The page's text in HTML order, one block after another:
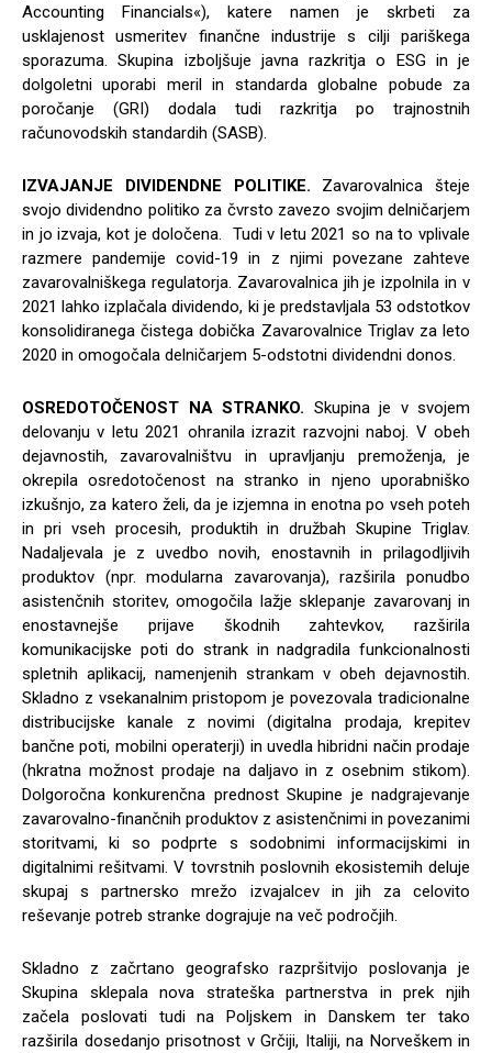
Accounting Financials«), katere namen je skrbeti za
usklajenost usmeritev finančne industrije s cilji pariškega
sporazuma. Skupina izboljšuje javna razkritja o ESG in je
dolgoletni uporabi meril in standarda globalne pobude za
poročanje (GRI) dodala tudi razkritja po trajnostnih
računovodskih standardih (SASB).
IZVAJANJE DIVIDENDNE POLITIKE. Zavarovalnica šteje
svojo dividendno politiko za čvrsto zavezo svojim delničarjem
in jo izvaja, kot je določena. Tudi v letu 2021 so na to vplivale
razmere pandemije covid-19 in z njimi povezane zahteve
zavarovalniškega regulatorja. Zavarovalnica jih je izpolnila in v
2021 lahko izplačala dividendo, ki je predstavljala 53 odstotkov
konsolidiranega čistega dobička Zavarovalnice Triglav za leto
2020 in omogočala delničarjem 5-odstotni dividendni donos.
OSREDOTOČENOST NA STRANKO. Skupina je v svojem
delovanju v letu 2021 ohranila izrazit razvojni naboj. V obeh
dejavnostih, zavarovalništvu in upravljanju premoženja, je
okrepila osredotočenost na stranko in njeno uporabniško
izkušnjo, za katero želi, da je izjemna in enotna po vseh poteh
in pri vseh procesih, produktih in družbah Skupine Triglav.
Nadaljevala je z uvedbo novih, enostavnih in prilagodljivih
produktov (npr. modularna zavarovanja), razširila ponudbo
asistenčnih storitev, omogočila lažje sklepanje zavarovanj in
enostavnejše prijave škodnih zahtevkov, razširila
komunikacijske poti do strank in nadgradila funkcionalnosti
spletnih aplikacij, namenjenih strankam v obeh dejavnostih.
Skladno z vsekanalnim pristopom je povezovala tradicionalne
distribucijske kanale z novimi (digitalna prodaja, krepitev
bančne poti, mobilni operaterji) in uvedla hibridni način prodaje
(hkratna možnost prodaje na daljavo in z osebnim stikom).
Dolgoročna konkurenčna prednost Skupine je nadgrajevanje
zavarovalno-finančnih produktov z asistenčnimi in povezanimi
storitvami, ki so podprte s sodobnimi informacijskimi in
digitalnimi rešitvami. V tovrstnih poslovnih ekosistemih deluje
skupaj s partnersko mrežo izvajalcev in jih za celovito
reševanje potreb stranke dograjuje na več področjih.
Skladno z začrtano geografsko razpršitvijo poslovanja je
Skupina sklepala nova strateška partnerstva in prek njih
začela poslovati tudi na Poljskem in Danskem ter tako
razširila dosedanjo prisotnost v Grčiji, Italiji, na Norveškem in